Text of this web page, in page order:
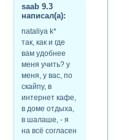
saab 9.3
написал(а):
nataliya k*
так, как и где
вам удобнее
меня учить? у
меня, у вас, по
скайпу, в
интернет кафе,
в доме отдыха,
в шалаше, - я
на всё согласен